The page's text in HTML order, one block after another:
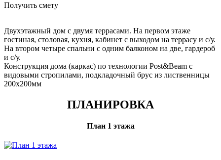
Получить смету
Двухэтажный дом с двумя террасами. На первом этаже
гостиная, столовая, кухня, кабинет с выходом на террасу и с/у.
На втором четыре спальни с одним балконом на две, гардероб
и с/у.
Конструкция дома (каркас) по технологии Post&Beam с
видовыми стропилами, подкладочный брус из лиственницы
200х200мм
ПЛАНИРОВКА
План 1 этажа